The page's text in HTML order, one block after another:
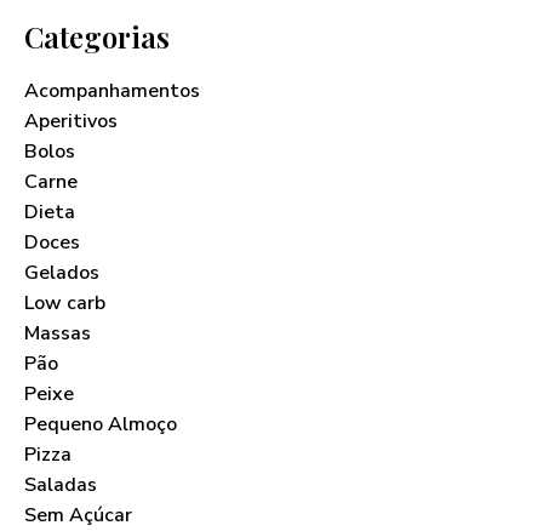
Categorias
Acompanhamentos
Aperitivos
Bolos
Carne
Dieta
Doces
Gelados
Low carb
Massas
Pão
Peixe
Pequeno Almoço
Pizza
Saladas
Sem Açúcar